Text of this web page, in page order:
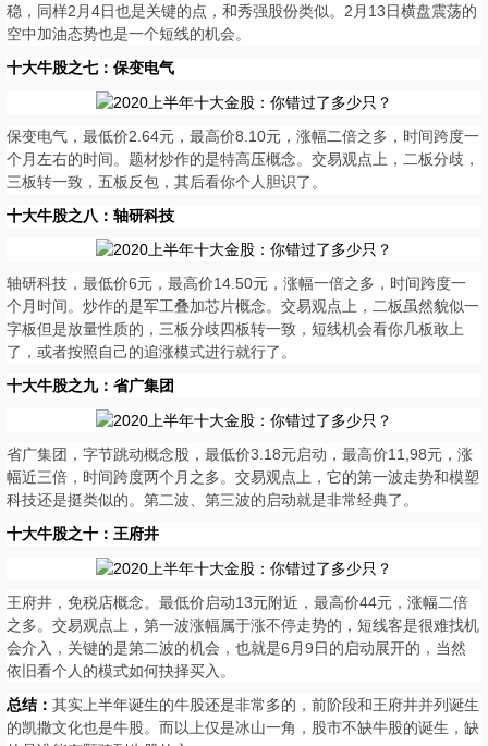
稳，同样2月4日也是关键的点，和秀强股份类似。2月13日横盘震荡的
空中加油态势也是一个短线的机会。
十大牛股之七：保变电气
保变电气，最低价2.64元，最高价8.10元，涨幅二倍之多，时间跨度一
个月左右的时间。题材炒作的是特高压概念。交易观点上，二板分歧，
三板转一致，五板反包，其后看你个人胆识了。
十大牛股之八：轴研科技
轴研科技，最低价6元，最高价14.50元，涨幅一倍之多，时间跨度一
个月时间。炒作的是军工叠加芯片概念。交易观点上，二板虽然貌似一
字板但是放量性质的，三板分歧四板转一致，短线机会看你几板敢上
了，或者按照自己的追涨模式进行就行了。
十大牛股之九：省广集团
省广集团，字节跳动概念股，最低价3.18元启动，最高价11,98元，涨
幅近三倍，时间跨度两个月之多。交易观点上，它的第一波走势和模塑
科技还是挺类似的。第二波、第三波的启动就是非常经典了。
十大牛股之十：王府井
王府井，免税店概念。最低价启动13元附近，最高价44元，涨幅二倍
之多。交易观点上，第一波涨幅属于涨不停走势的，短线客是很难找机
会介入，关键的是第二波的机会，也就是6月9日的启动展开的，当然
依旧看个人的模式如何抉择买入。
总结：其实上半年诞生的牛股还是非常多的，前阶段和王府井并列诞生
的凯撒文化也是牛股。而以上仅是冰山一角，股市不缺牛股的诞生，缺